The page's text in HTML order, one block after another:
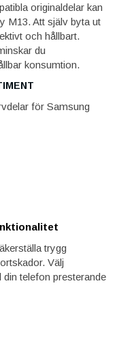
originaldelar kan
M13. Att själv byta ut
och hållbart.
du
konsumtion.
för Samsung
trygg
Välj
telefon presterande